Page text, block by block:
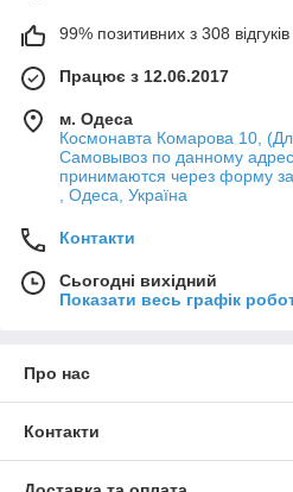
99% позитивних з 308 відгуків
Працює з 12.06.2017
м. Одеса
Космонавта Комарова 10,
Самовывоз по данному
принимаются через форму
, Одеса, Україна
Контакти
Сьогодні вихідний
Показати весь графік
Про нас
Контакти